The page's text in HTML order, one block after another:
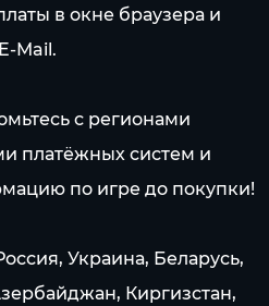
в окне браузера и
Mail.
с регионами
платёжных систем и
по игре до покупки!
Украина, Беларусь,
Киргизстан,